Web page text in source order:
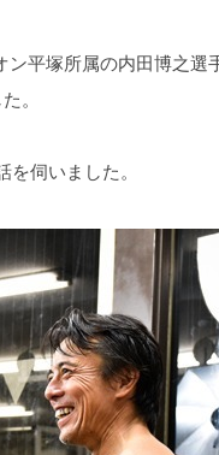
平塚所属の内田博之選
。
伺いました。